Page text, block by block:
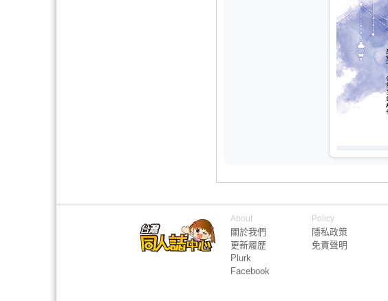
About
關於我們
更新履歷
Plurk
Facebook
Policy
隱私政策
免責聲明